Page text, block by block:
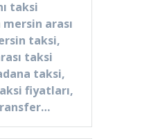
taksi
arası
taksi,
taksi
taksi,
fiyatları,